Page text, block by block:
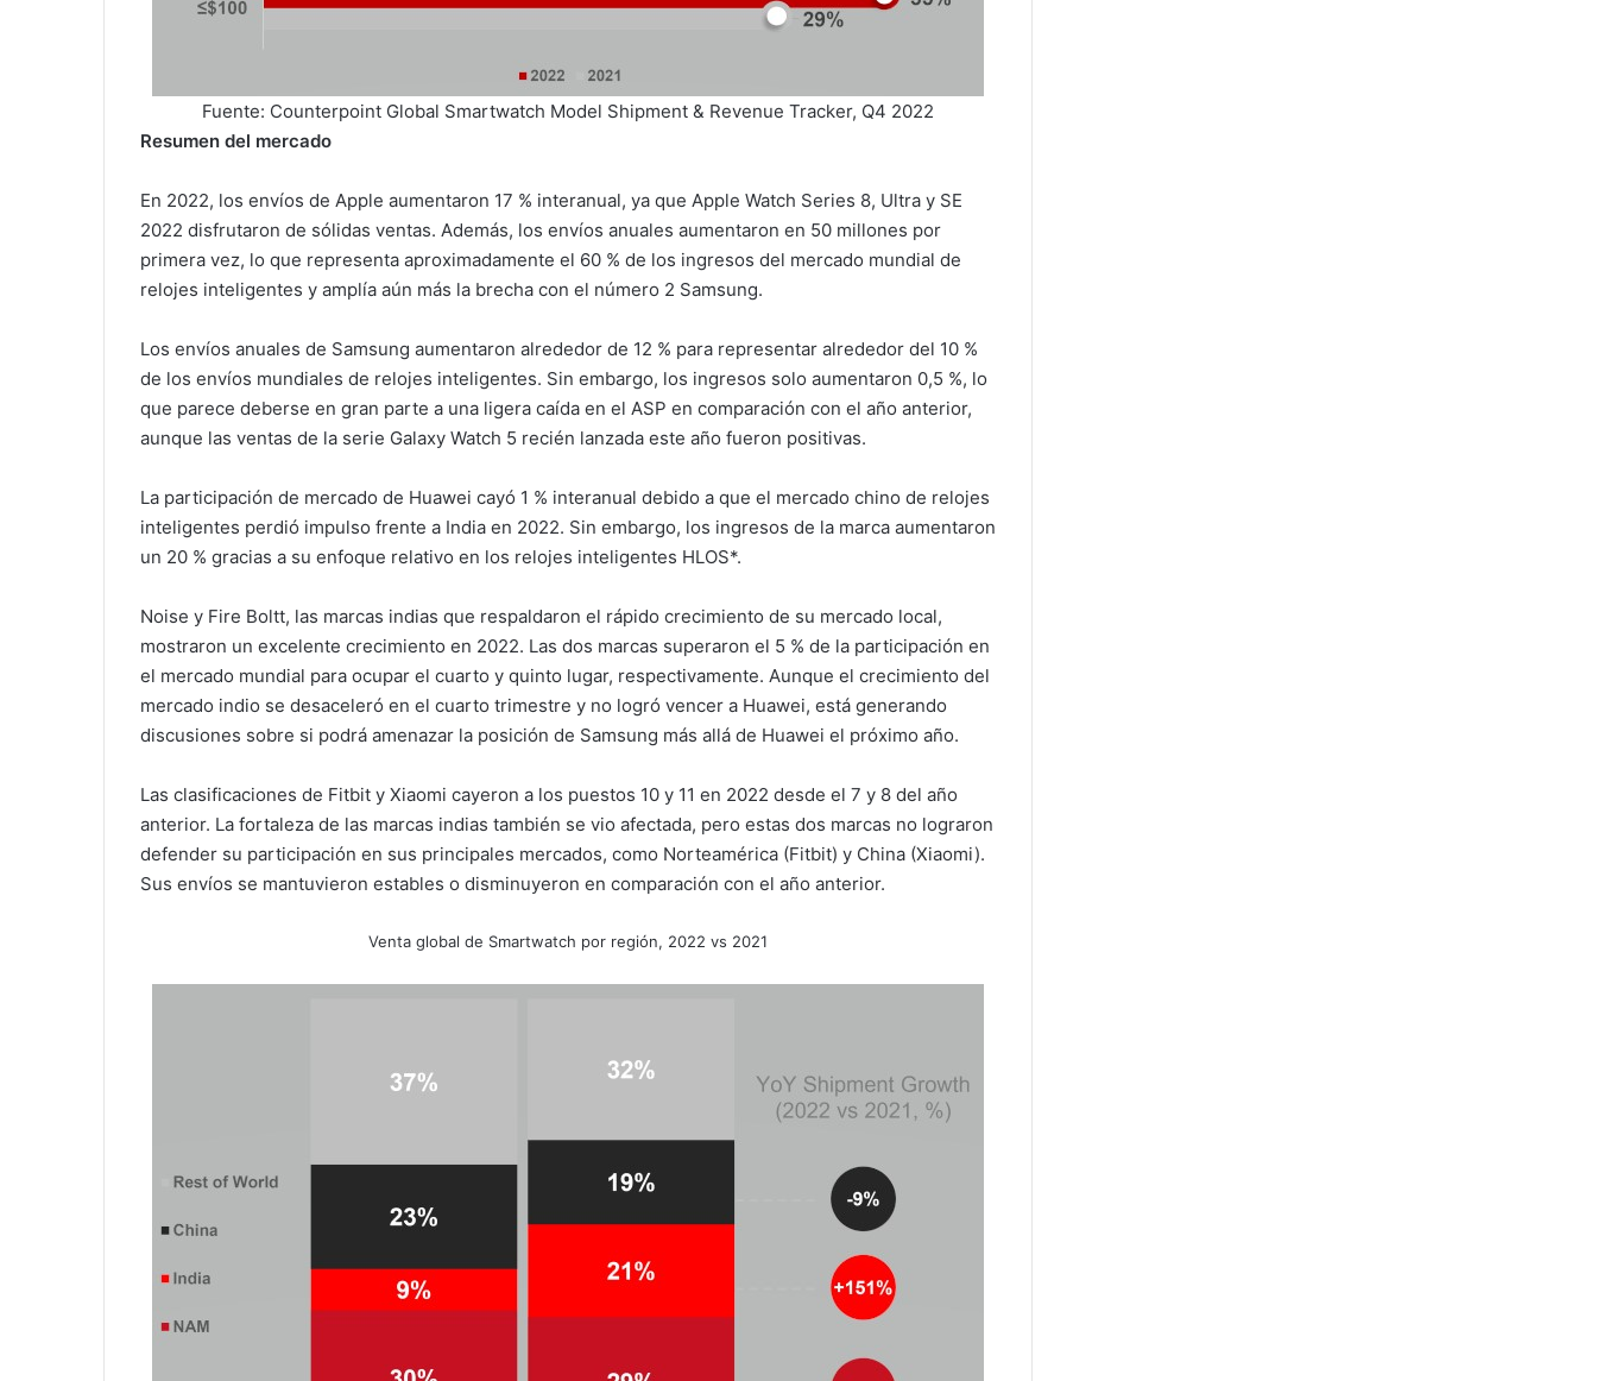
Fuente: Counterpoint Global Smartwatch Model Shipment & Revenue Tracker, Q4 2022
Resumen del mercado
En 2022, los envíos de Apple aumentaron 17 % interanual, ya que Apple Watch Series 8, Ultra y SE
2022 disfrutaron de sólidas ventas. Además, los envíos anuales aumentaron en 50 millones por
primera vez, lo que representa aproximadamente el 60 % de los ingresos del mercado mundial de
relojes inteligentes y amplía aún más la brecha con el número 2 Samsung.
Los envíos anuales de Samsung aumentaron alrededor de 12 % para representar alrededor del 10 %
de los envíos mundiales de relojes inteligentes. Sin embargo, los ingresos solo aumentaron 0,5 %, lo
que parece deberse en gran parte a una ligera caída en el ASP en comparación con el año anterior,
aunque las ventas de la serie Galaxy Watch 5 recién lanzada este año fueron positivas.
La participación de mercado de Huawei cayó 1 % interanual debido a que el mercado chino de relojes
inteligentes perdió impulso frente a India en 2022. Sin embargo, los ingresos de la marca aumentaron
un 20 % gracias a su enfoque relativo en los relojes inteligentes HLOS*.
Noise y Fire Boltt, las marcas indias que respaldaron el rápido crecimiento de su mercado local,
mostraron un excelente crecimiento en 2022. Las dos marcas superaron el 5 % de la participación en
el mercado mundial para ocupar el cuarto y quinto lugar, respectivamente. Aunque el crecimiento del
mercado indio se desaceleró en el cuarto trimestre y no logró vencer a Huawei, está generando
discusiones sobre si podrá amenazar la posición de Samsung más allá de Huawei el próximo año.
Las clasificaciones de Fitbit y Xiaomi cayeron a los puestos 10 y 11 en 2022 desde el 7 y 8 del año
anterior. La fortaleza de las marcas indias también se vio afectada, pero estas dos marcas no lograron
defender su participación en sus principales mercados, como Norteamérica (Fitbit) y China (Xiaomi).
Sus envíos se mantuvieron estables o disminuyeron en comparación con el año anterior.
Venta global de Smartwatch por región, 2022 vs 2021